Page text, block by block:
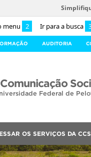
menu 2 Ir para a busca
AUDITORIA
Federal de
OS SERVIÇOS DA CCS